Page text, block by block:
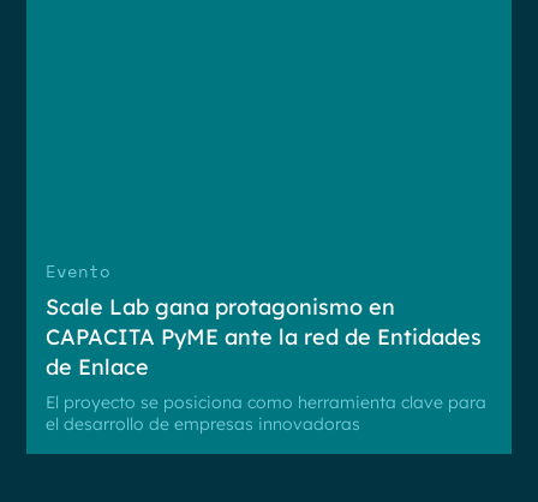
Evento
Scale Lab gana protagonismo en
CAPACITA PyME ante la red de Entidades
de Enlace
El proyecto se posiciona como herramienta clave para
el desarrollo de empresas innovadoras